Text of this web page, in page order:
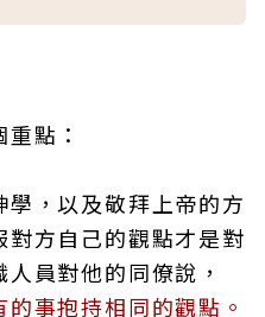
點：
，以及敬拜上帝的方
方自己的觀點才是對
員對他的同僚說，
的事抱持相同的觀點。